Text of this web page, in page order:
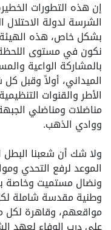
إن هذه التطورات
الشرسة لدولة الاحتلال
بشكل خاص، هذه الهيئة
نكون في مستوى اللحظة
بالمشاركة الواعية
الميداني، أولاً وقبل
الأطر والقنوات
مناضلات ومناضلي
ووادي الذهب.
ولا شك أن شعبنا
الموعد لرفع التحدي
ونضال مستميت
وطنية مقدسة شاملة
مواقعهم، وقاهرة لكل